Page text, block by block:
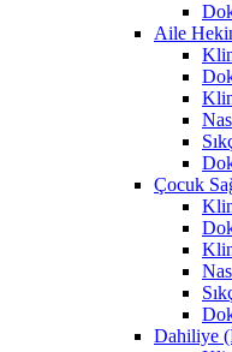
Aile
Çocuk
Dahiliye